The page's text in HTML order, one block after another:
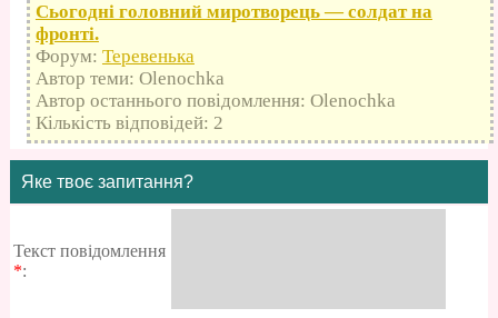
Сьогодні головний миротворець — солдат на
фронті.
Форум: Теревенька
Автор теми: Olenochka
Автор останнього повідомлення: Olenochka
Кількість відповідей: 2
Яке твоє запитання?
Текст повідомлення
*: